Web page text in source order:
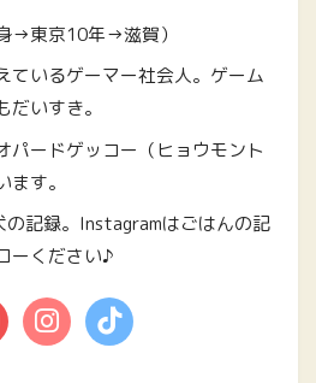
→東京10年→滋賀）
ているゲーマー社会人。ゲーム
いすき。
パードゲッコー（ヒョウモント
す。
記録。Instagramはごはんの記
ーください♪